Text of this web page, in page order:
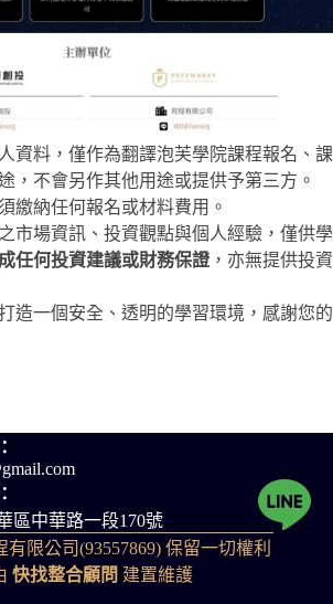
資料，僅作為翻譯泡芙學院課程報名、課
，不會另作其他用途或提供予第三方。
繳納任何報名或材料費用。
市場資訊、投資觀點與個人經驗，僅供學
任何投資建議或財務保證 ，亦無提供投資
造一個安全、透明的學習環境，感謝您的
區中華路一段170號
有限公司(93557869) 保留一切權利
快找整合顧問 建置維護